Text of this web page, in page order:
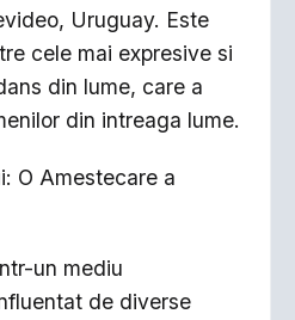
Uruguay. Este
cele mai expresive si
din lume, care a
din intreaga lume.
O Amestecare a
un mediu
de diverse